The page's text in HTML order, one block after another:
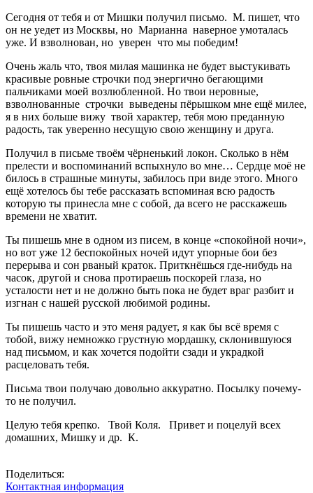
Сегодня от тебя и от Мишки получил письмо. М. пишет, что
он не уедет из Москвы, но Марианна наверное умоталась
уже. И взволнован, но уверен что мы победим!
Очень жаль что, твоя милая машинка не будет выстукивать
красивые ровные строчки под энергично бегающими
пальчиками моей возлюбленной. Но твои неровные,
взволнованные строчки выведены пёрышком мне ещё милее,
я в них больше вижу твой характер, тебя мою преданную
радость, так уверенно несущую свою женщину и друга.
Получил в письме твоём чёрненький локон. Сколько в нём
прелести и воспоминаний вспыхнуло во мне… Сердце моё не
билось в страшные минуты, забилось при виде этого. Много
ещё хотелось бы тебе рассказать вспоминая всю радость
которую ты принесла мне с собой, да всего не расскажешь
времени не хватит.
Ты пишешь мне в одном из писем, в конце «спокойной ночи»,
но вот уже 12 беспокойных ночей идут упорные бои без
перерыва и сон рваный краток. Приткнёшься где-нибудь на
часок, другой и снова протираешь поскорей глаза, но
усталости нет и не должно быть пока не будет враг разбит и
изгнан с нашей русской любимой родины.
Ты пишешь часто и это меня радует, я как бы всё время с
тобой, вижу немножко грустную мордашку, склонившуюся
над письмом, и как хочется подойти сзади и украдкой
расцеловать тебя.
Письма твои получаю довольно аккуратно. Посылку почему-
то не получил.
Целую тебя крепко. Твой Коля. Привет и поцелуй всех
домашних, Мишку и др. К.
Поделиться:
Контактная информация